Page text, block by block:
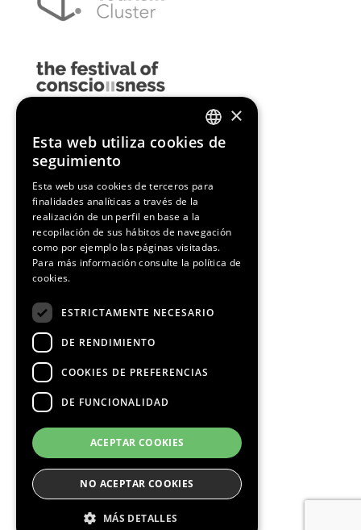
ENGLISH
×
Esta web utiliza cookies de
seguimiento
Esta web usa cookies de terceros para
finalidades analíticas a través de la
realización de un perfil en base a la
recopilación de sus hábitos de navegación
como por ejemplo las páginas visitadas.
Para más información consulte la política de
cookies.
ESTRICTAMENTE NECESARIO
DE RENDIMIENTO
COOKIES DE PREFERENCIAS
DE FUNCIONALIDAD
ACEPTAR COOKIES
NO ACEPTAR COOKIES
MÁS DETALLES